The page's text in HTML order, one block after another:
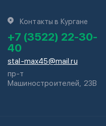
Контакты в Кургане
+7 (3522) 22-30-
40
stal-max45@mail.ru
пр-т
Машиностроителей, 23В